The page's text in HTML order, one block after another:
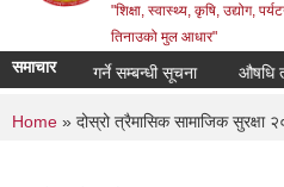
"शिक्षा, स्वास्थ्य, कृषि, उद्योग,
तिनाउको मुल आधार"
समाचार
दररेट पेश गर्ने सम्बन्धी सूचना औषधि
You are here
Home » दोस्रो त्रैमासिक सामाजिक सुरक्षा